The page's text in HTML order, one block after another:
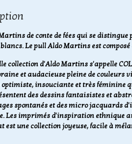
de conte de fées qui se
Le pull Aldo Martins est composé
collection d'Aldo Martins s'appelle
et audacieuse pleine de couleurs
optimiste, insouciante et très féminine
des dessins fantaisistes et
spontanés et des micro jacquards
Les imprimés d'inspiration ethnique
est une collection joyeuse, facile à